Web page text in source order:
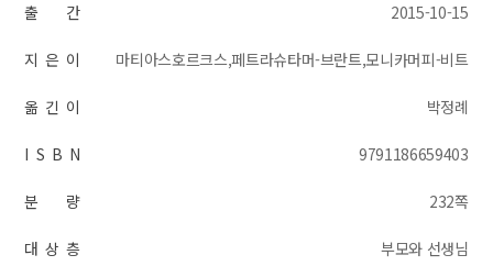
출 간 2015-10-15
지 은 이 마티아스호르크스,페트라슈타머-브란트,모니카머피-비트
옮 긴 이 박정례
I S B N 9791186659403
분 량 232쪽
대 상 층 부모와 선생님